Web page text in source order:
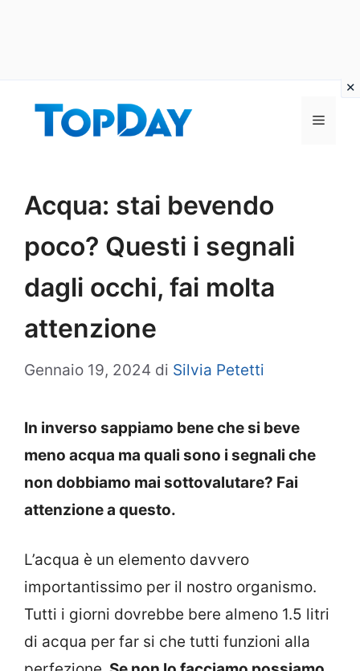
Menu
Acqua: stai bevendo
poco? Questi i segnali
dagli occhi, fai molta
attenzione
Gennaio 19, 2024 di Silvia Petetti
In inverso sappiamo bene che si beve
meno acqua ma quali sono i segnali che
non dobbiamo mai sottovalutare? Fai
attenzione a questo.
L’acqua è un elemento davvero
importantissimo per il nostro organismo.
Tutti i giorni dovrebbe bere almeno 1.5 litri
di acqua per far si che tutti funzioni alla